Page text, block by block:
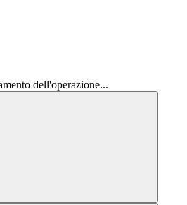
dell'operazione...